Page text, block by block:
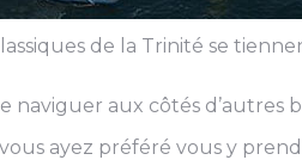
de la Trinité se
naviguer aux côtés
ayez préféré vous y